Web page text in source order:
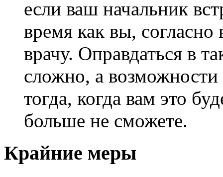
если ваш начальник
время как вы, согласно
врачу. Оправдаться в
сложно, а
тогда, когда вам это
больше не сможете.
Крайние меры